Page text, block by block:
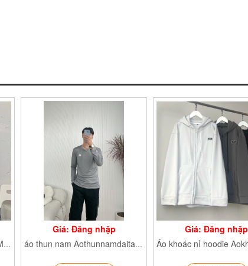
Áo khoác bò dài tayAoboNAMdaitay
Giá: Đăng nhập
áo thun nam AothunnamdaitayTA002
Giá: Đăng nhập